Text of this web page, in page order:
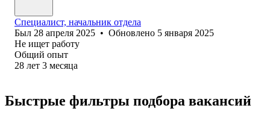
Специалист, начальник отдела
Был 28 апреля 2025 • Обновлено 5 января 2025
Не ищет работу
Общий опыт
28 лет 3 месяца
Быстрые фильтры подбора вакансий